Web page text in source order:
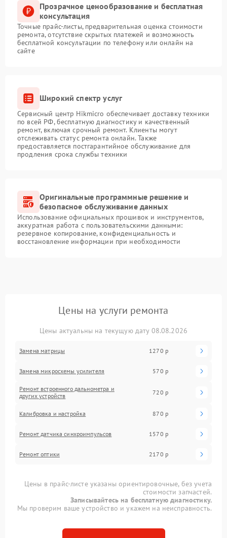
Прозрачное ценообразование и бесплатная
консультация
Точные прайс-листы, предварительная оценка стоимости
ремонта, отсутствие скрытых платежей и возможность
бесплатной консультации по телефону или онлайн на
сайте
Широкий спектр услуг
Сервисный центр Hikmicro обеспечивает доставку техники
по всей РФ, бесплатную диагностику и качественный
ремонт, включая срочный ремонт. Клиенты могут
отслеживать статус ремонта онлайн. Также
предоставляется постгарантийное обслуживание для
продления срока службы техники
Оригинальные программные решение и
безопасное обслуживание данных
Использование официальных прошивок и инструментов,
аккуратная работа с пользовательскими данными:
резервное копирование, конфиденциальность и
восстановление информации при необходимости
Цены на услуги ремонта
Цены актуальны на текущую дату 08.08.2026
Замена матрицы 1270 р
Замена микросхемы усилителя 570 р
Ремонт встроенного дальнометра и
других устройств
720 р
Калибровка и настройка 870 р
Ремонт датчика синхроимпульсов 1570 р
Ремонт оптики 2170 р
Цены в прайс-листе указаны ориентировочные, без учета
стоимости запчастей.
Записывайтесь на бесплатную диагностику.
Мы проверим ваше устройство и укажем на неисправность.